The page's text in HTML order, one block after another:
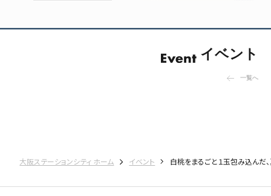
イベント
一覧へ
大阪ステーションシティ ホーム イベント 白桃をまるごと１玉包み込んだ